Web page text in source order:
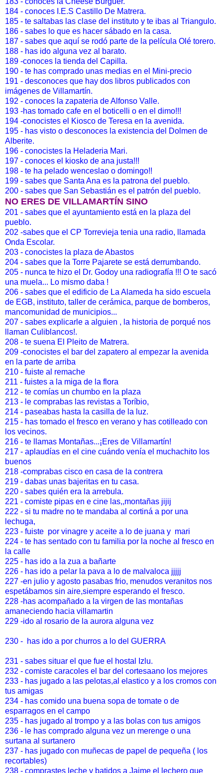
184 - conoces I.E.S Castillo De Matrera.
185 - te saltabas las clase del instituto y te ibas al Triangulo.
186 - sabes lo que es hacer sábado en la casa.
187 - sabes que aquí se rodó parte de la película Olé torero.
188 - has ido alguna vez al barato.
189 -conoces la tienda del Capilla.
190 - te has comprado unas medias en el Mini-precio
191 - desconoces que hay dos libros publicados con
imágenes de Villamartín.
192 - conoces la zapateria de Alfonso Valle.
193 -has tomado cafe en el boticelli o en el dimo!!!
194 -conocistes el Kiosco de Teresa en la avenida.
195 - has visto o desconoces la existencia del Dolmen de
Alberite.
196 - conocistes la Heladeria Mari.
197 - conoces el kiosko de ana justa!!!
198 - te ha pelado wenceslao o domingo!!
199 - sabes que Santa Ana es la patrona del pueblo.
200 - sabes que San Sebastián es el patrón del pueblo.
NO ERES DE VILLAMARTÍN SINO
201 - sabes que el ayuntamiento está en la plaza del
pueblo.
202 -sabes que el CP Torrevieja tenia una radio, llamada
Onda Escolar.
203 - conocistes la plaza de Abastos
204 - sabes que la Torre Pajarete se está derrumbando.
205 - nunca te hizo el Dr. Godoy una radiografía !!! O te sacó
una muela... Lo mismo daba !
206 - sabes que el edificio de La Alameda ha sido escuela
de EGB, instituto, taller de cerámica, parque de bomberos,
mancomunidad de municipios...
207 - sabes explicarle a alguien , la historia de porqué nos
llaman Culiblancos!.
208 - te suena El Pleito de Matrera.
209 -conocistes el bar del zapatero al empezar la avenida
en la parte de arriba
210 - fuiste al remache
211 - fuistes a la miga de la flora
212 - te comías un chumbo en la plaza
213 - le comprabas las revistas a Toríbio,
214 - paseabas hasta la casilla de la luz.
215 - has tomado el fresco en verano y has cotilleado con
los vecinos.
216 - te llamas Montañas...¡Eres de Villamartín!
217 - aplaudías en el cine cuándo venía el muchachito los
buenos
218 -comprabas cisco en casa de la contrera
219 - dabas unas bajeritas en tu casa.
220 - sabes quién era la arrebula.
221 - comiste pipas en e cine las,,montañas jijij
222 - si tu madre no te mandaba al cortiná a por una
lechuga,
223 - fuiste por vinagre y aceite a lo de juana y mari
224 - te has sentado con tu familia por la noche al fresco en
la calle
225 - has ido a la zua a bañarte
226 - has ido a pelar la pava a lo de malvaloca jjjjj
227 -en julio y agosto pasabas frio, menudos veranitos nos
espetábamos sin aire,siempre esperando el fresco.
228 -has acompañado a la virgen de las montañas
amaneciendo hacia villamartin
229 -ido al rosario de la aurora alguna vez
230 - has ido a por churros a lo del GUERRA
231 - sabes situar el que fue el hostal Izlu.
232 - comiste caracoles el bar del cortesaano los mejores
233 - has jugado a las pelotas,al elastico y a los cromos con
tus amigas
234 - has comido una buena sopa de tomate o de
esparragos en el campo
235 - has jugado al trompo y a las bolas con tus amigos
236 - le has comprado alguna vez un merenge o una
surtana al surtanero
237 - has jugado con muñecas de papel de pequeña ( los
recortables)
238 - comprastes leche y batidos a Jaime el lechero que